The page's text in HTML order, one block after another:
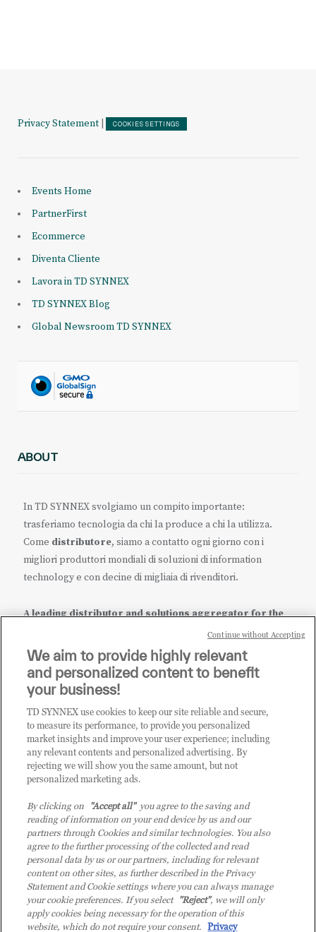
Privacy Statement COOKIES SETTINGS
Events Home
PartnerFirst
Ecommerce
Diventa Cliente
Lavora in TD SYNNEX
TD SYNNEX Blog
Global Newsroom TD SYNNEX
ABOUT
In TD SYNNEX svolgiamo un compito importante:
trasferiamo tecnologia da chi la produce a chi la utilizza.
Come distributore, siamo a contatto ogni giorno con i
migliori produttori mondiali di soluzioni di information
technology e con decine di migliaia di rivenditori.
A leading distributor and solutions aggregator for the
it.tdsynnex.com|eu.tdsynnex.com|tdsynnex.com
CATEGORIE
Categorie
© 2026 TD SYNNEX Italy S.r.l. - Sede legale: via Luigi Russolo 9, 20138
Milano (MI) - Numero di iscrizione al Registro delle Imprese di Milano e
Codice Fiscale: 07092780159 - P.IVA: 07092780159 - Eur 12.569.000,00 i.v -
We aim to provide highly relevant
and personalized content to benefit
your business!
TD SYNNEX use cookies to keep our site reliable and secure,
to measure its performance, to provide you personalized
market insights and improve your user experience; including
any relevant contents and personalized advertising. By
rejecting we will show you the same amount, but not
personalized marketing ads.
By clicking on "Accept all"you agree to the saving and
reading of information on your end device by us and our
partners through Cookies and similar technologies. You also
agree to the further processing of the collected and read
personal data by us or our partners, including for relevant
content on other sites, as further described in the Privacy
Statement and Cookie settings where you can always manage
your cookie preferences. If you select "Reject", we will only
apply cookies being necessary for the operation of this
website, which do not require your consent. Privacy
Continue without Accepting